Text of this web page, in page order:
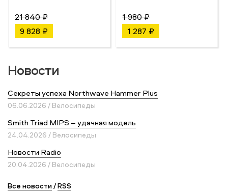
21 840 ₽
9 828 ₽
1 980 ₽
1 287 ₽
Новости
Секреты успеха Northwave Hammer Plus
06.06.2026 / Велосипеды
Smith Triad MIPS – удачная модель
24.04.2026 / Велосипеды
Новости Radio
20.04.2026 / Велосипеды
Все новости/RSS